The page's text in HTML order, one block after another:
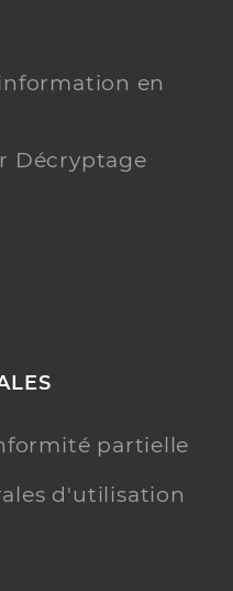
en
Décryptage
partielle
d'utilisation